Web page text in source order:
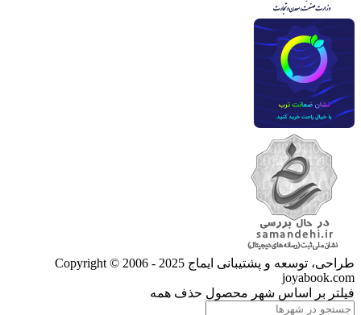
طراحی، توسعه و پشتیبانی ایماج Copyright © 2006 - 2025
joyabook.com
فیلتر بر اساس شهر محصول حذف همه